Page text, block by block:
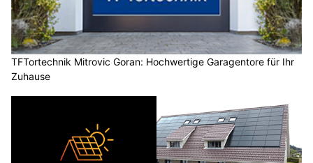
TFTortechnik Mitrovic Goran: Hochwertige Garagentore für Ihr
Zuhause